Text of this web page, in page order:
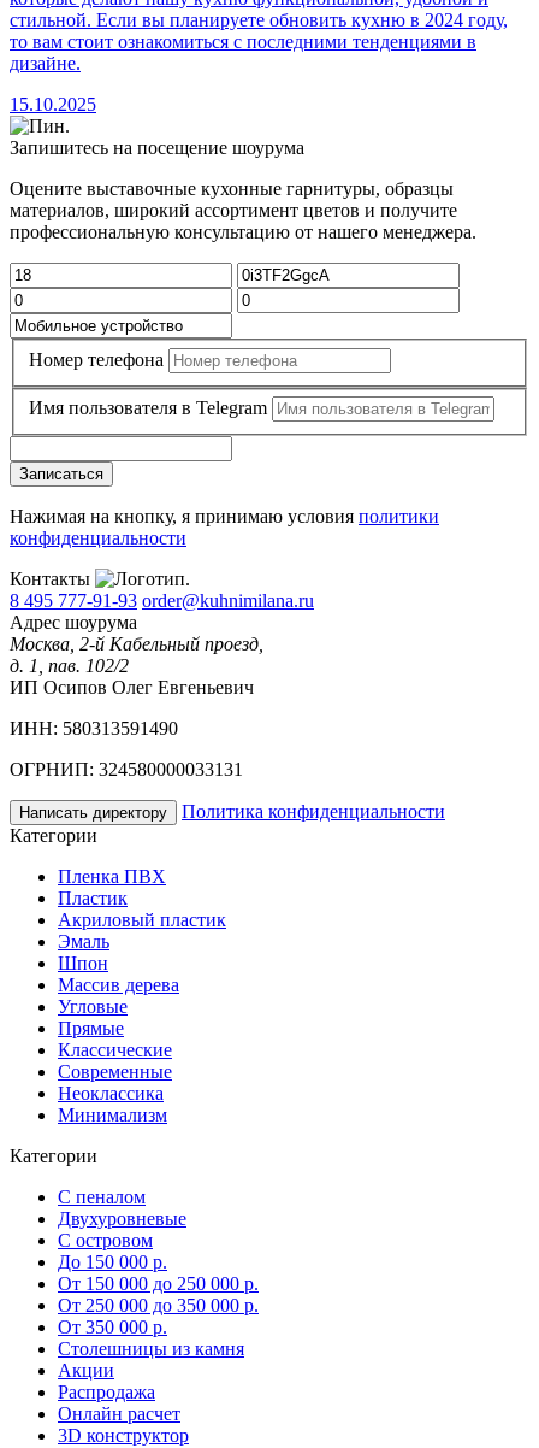
стильной. Если вы планируете обновить кухню в 2024 году,
то вам стоит ознакомиться с последними тенденциями в
дизайне.
15.10.2025
Запишитесь на посещение шоурума
Оцените выставочные кухонные гарнитуры, образцы
материалов, широкий ассортимент цветов и получите
профессиональную консультацию от нашего менеджера.
Номер телефона
Имя пользователя в Telegram
Записаться
Нажимая на кнопку, я принимаю условия политики
конфиденциальности
Контакты
8 495 777-91-93 order@kuhnimilana.ru
Адрес шоурума
Москва, 2-й Кабельный проезд,
д. 1, пав. 102/2
ИП Осипов Олег Евгеньевич
ИНН: 580313591490
ОГРНИП: 324580000033131
Написать директору
Политика конфиденциальности
Категории
Пленка ПВХ
Пластик
Акриловый пластик
Эмаль
Шпон
Массив дерева
Угловые
Прямые
Классические
Современные
Неоклассика
Минимализм
Категории
С пеналом
Двухуровневые
С островом
До 150 000 р.
От 150 000 до 250 000 р.
От 250 000 до 350 000 р.
От 350 000 р.
Столешницы из камня
Акции
Распродажа
Онлайн расчет
3D конструктор